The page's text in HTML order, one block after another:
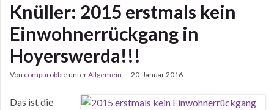
Knüller: 2015 erstmals kein
Einwohnerrückgang in
Hoyerswerda!!!
Von compurobbieunterAllgemein 20. Januar 2016
Das ist die